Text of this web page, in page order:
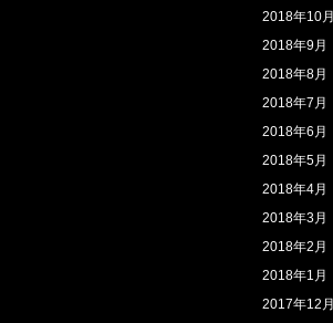
2018年10月
2018年9月
2018年8月
2018年7月
2018年6月
2018年5月
2018年4月
2018年3月
2018年2月
2018年1月
2017年12月